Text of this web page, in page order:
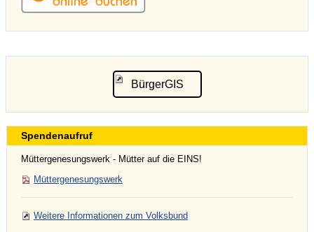
BürgerGIS
Spendenaufruf
Müttergenesungswerk - Mütter auf die EINS!
Müttergenesungswerk
Weitere Informationen zum Volksbund